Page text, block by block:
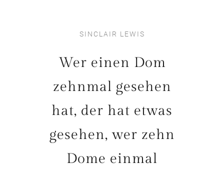
SINCLAIR LEWIS
Wer einen Dom
zehnmal gesehen
hat, der hat etwas
gesehen, wer zehn
Dome einmal